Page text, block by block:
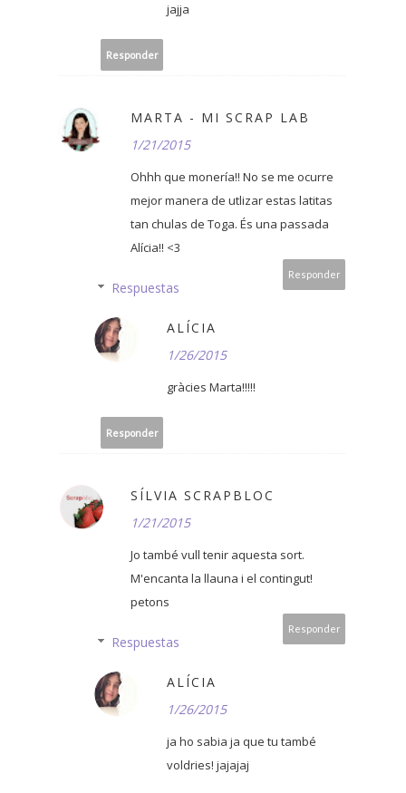
jajja
Responder
MARTA - MI SCRAP LAB
1/21/2015
Ohhh que monería!! No se me ocurre
mejor manera de utlizar estas latitas
tan chulas de Toga. És una passada
Alícia!! <3
Responder
Respuestas
ALÍCIA
1/26/2015
gràcies Marta!!!!!
Responder
SÍLVIA SCRAPBLOC
1/21/2015
Jo també vull tenir aquesta sort.
M'encanta la llauna i el contingut!
petons
Responder
Respuestas
ALÍCIA
1/26/2015
ja ho sabia ja que tu també
voldries! jajajaj